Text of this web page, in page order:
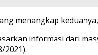
menangkap
informasi dari
2021).